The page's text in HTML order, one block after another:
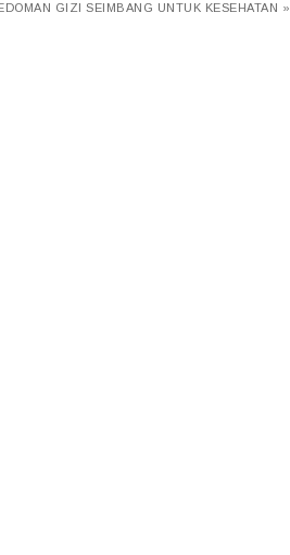
GIZI SEIMBANG UNTUK KESEHATAN »